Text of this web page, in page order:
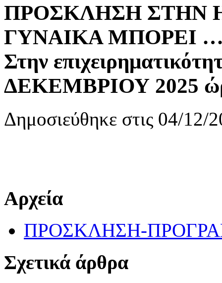
ΠΡΟΣΚΛΗΣΗ ΣΤΗΝ
ΓΥΝΑΙΚΑ ΜΠΟΡΕΙ …
Στην
ΔΕΚΕΜΒΡΙΟΥ 2025
Δημοσιεύθηκε στις 04/12/
Αρχεία
ΠΡΟΣΚΛΗΣΗ-
Σχετικά άρθρα